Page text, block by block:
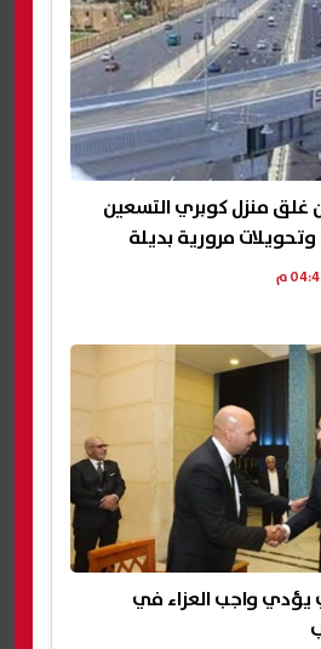
غلق منزل كوبري التسعين
واجب العزاء في